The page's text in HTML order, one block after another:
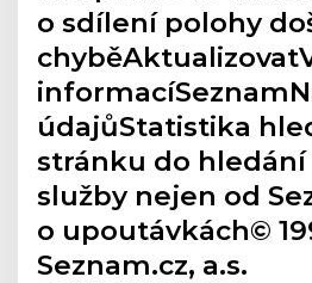
o sdílení polohy
údajůStatistika
stránku do hledání
služby nejen od
o upoutávkách©
Seznam.cz, a.s.